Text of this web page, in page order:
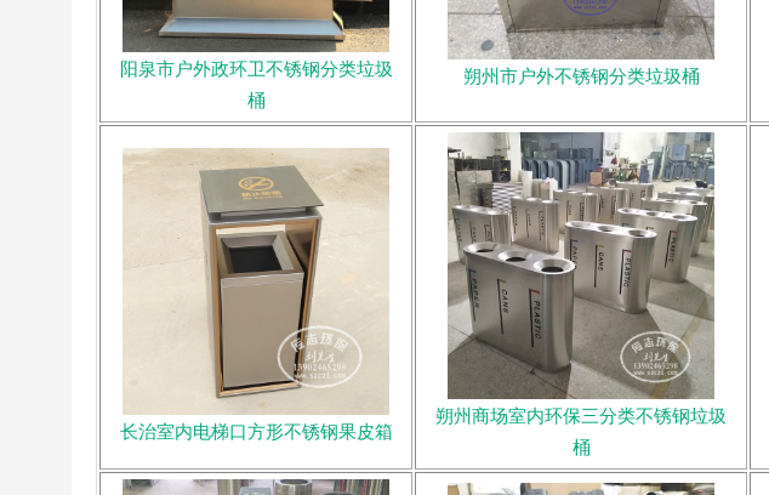
阳泉市户外政环卫不锈钢分类垃圾
桶
朔州市户外不锈钢分类垃圾桶
长治室内电梯口方形不锈钢果皮箱
朔州商场室内环保三分类不锈钢垃圾
桶